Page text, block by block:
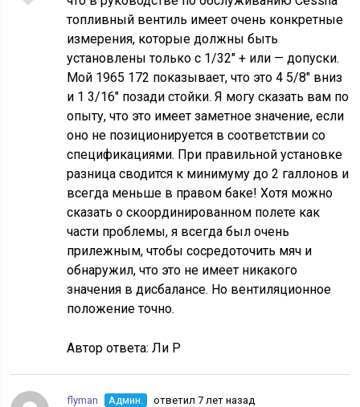
топливный вентиль имеет очень конкретные
измерения, которые должны быть
установлены только с 1/32″ + или — допуски.
Мой 1965 172 показывает, что это 4 5/8″ вниз
и 1 3/16″ позади стойки. Я могу сказать вам по
опыту, что это имеет заметное значение, если
оно не позиционируется в соответствии со
спецификациями. При правильной установке
разница сводится к минимуму до 2 галлонов и
всегда меньше в правом баке! Хотя можно
сказать о скоординированном полете как
части проблемы, я всегда был очень
прилежным, чтобы сосредоточить мяч и
обнаружил, что это не имеет никакого
значения в дисбалансе. Но вентиляционное
положение точно.
Автор ответа:Ли Р
flyman Админ. ответил 7 лет назад